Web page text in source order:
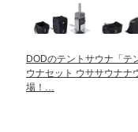
DODのテントサウナ「テ
ウナセット ウササウナナ
場！…